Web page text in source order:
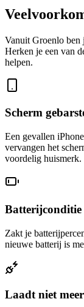
Vanuit Groenlo
Herken je een van
helpen.
Scherm
Een gevallen
vervangen het
voordelig huismerk.
Batterijconditie
Zakt je
nieuwe batterij is
Laadt niet